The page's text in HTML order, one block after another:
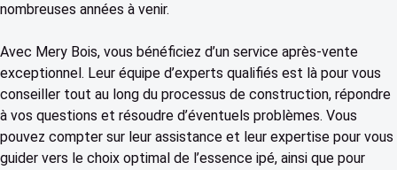
nombreuses années à venir.
Avec Mery Bois, vous bénéficiez d’un service après-vente
exceptionnel. Leur équipe d’experts qualifiés est là pour vous
conseiller tout au long du processus de construction, répondre
à vos questions et résoudre d’éventuels problèmes. Vous
pouvez compter sur leur assistance et leur expertise pour vous
guider vers le choix optimal de l’essence ipé, ainsi que pour